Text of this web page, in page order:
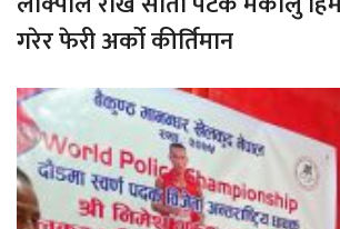
गरेर फेरी अर्को कीर्तिमान